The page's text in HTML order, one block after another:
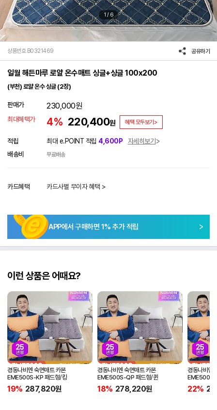
1/6
상품번호 B0321469 공유하기
일월 해든마루 로얄 온수매트 싱글+싱글 100x200
(부천) 로얄 온수 싱글 (2장)
판매가 230,000원
최대혜택가 4% 220,400원 혜택 모두보기>
적립 최대 e.POINT 적립 4,600P
자세히보기
배송비
무료배송
카드혜택 카드사별 무이자 혜택 >
APP에서 구매하면 1% 추가 적립
이런 상품은 어때요?
경동나비엔 숙면매트 카본
EME500S-KP 패드형/킹
19% 287,820원
경동나비엔 숙면매트 카본
EME500S-QP 패드형/퀸
18% 278,220원
경동나비엔
EME500S-
22%